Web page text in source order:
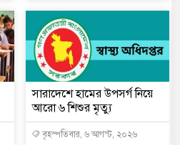
সারাদেশে হামের উপসর্গ নিয়ে
আরো ৬ শিশুর মৃত্যু
বৃহস্পতিবার, ৬ আগস্ট, ২০২৬